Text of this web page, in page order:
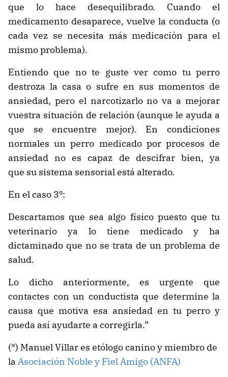
que lo hace desequilibrado. Cuando el
medicamento desaparece, vuelve la conducta (o
cada vez se necesita más medicación para el
mismo problema).
Entiendo que no te guste ver como tu perro
destroza la casa o sufre en sus momentos de
ansiedad, pero el narcotizarlo no va a mejorar
vuestra situación de relación (aunque le ayuda a
que se encuentre mejor). En condiciones
normales un perro medicado por procesos de
ansiedad no es capaz de descifrar bien, ya
que su sistema sensorial está alterado.
En el caso 3º:
Descartamos que sea algo físico puesto que tu
veterinario ya lo tiene medicado y ha
dictaminado que no se trata de un problema de
salud.
Lo dicho anteriormente, es urgente que
contactes con un conductista que determine la
causa que motiva esa ansiedad en tu perro y
pueda así ayudarte a corregirla.”
(*) Manuel Villar es etólogo canino y miembro de
la Asociación Noble y Fiel Amigo (ANFA)